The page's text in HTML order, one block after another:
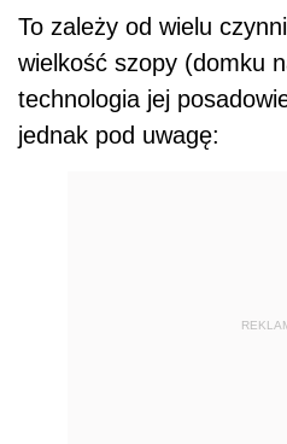
To zależy od wielu
wielkość szopy (domku
technologia jej
jednak pod uwagę: